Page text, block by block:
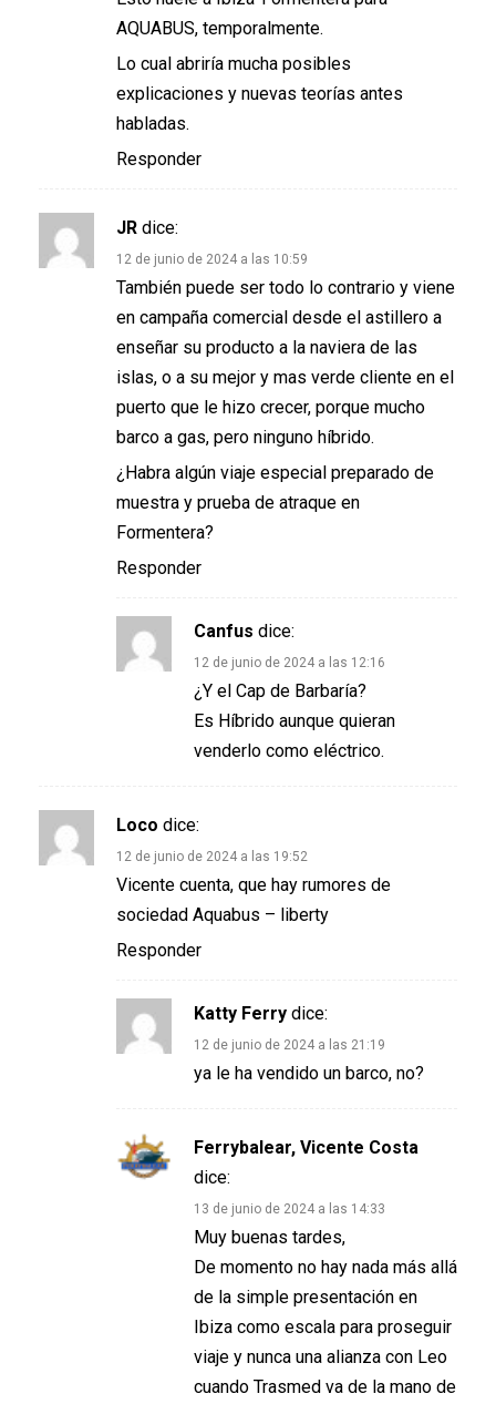
AQUABUS, temporalmente.
Lo cual abriría mucha posibles
explicaciones y nuevas teorías antes
habladas.
Responder
JR dice:
12 de junio de 2024 a las 10:59
También puede ser todo lo contrario y viene
en campaña comercial desde el astillero a
enseñar su producto a la naviera de las
islas, o a su mejor y mas verde cliente en el
puerto que le hizo crecer, porque mucho
barco a gas, pero ninguno híbrido.
¿Habra algún viaje especial preparado de
muestra y prueba de atraque en
Formentera?
Responder
Canfus dice:
12 de junio de 2024 a las 12:16
¿Y el Cap de Barbaría?
Es Híbrido aunque quieran
venderlo como eléctrico.
Loco dice:
12 de junio de 2024 a las 19:52
Vicente cuenta, que hay rumores de
sociedad Aquabus – liberty
Responder
Katty Ferry dice:
12 de junio de 2024 a las 21:19
ya le ha vendido un barco, no?
Ferrybalear, Vicente Costa
dice:
13 de junio de 2024 a las 14:33
Muy buenas tardes,
De momento no hay nada más allá
de la simple presentación en
Ibiza como escala para proseguir
viaje y nunca una alianza con Leo
cuando Trasmed va de la mano de